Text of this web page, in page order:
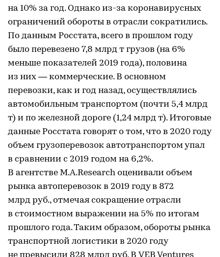
на 10% за год. Однако из-за коронавирусных
ограничений обороты в отрасли сократились.
По данным Росстата, всего в прошлом году
было перевезено 7,8 млрд т грузов (на 6%
меньше показателей 2019 года), половина
из них — коммерческие. В основном
перевозки, как и год назад, осуществлялись
автомобильным транспортом (почти 5,4 млрд
т) и по железной дороге (1,24 млрд т). Итоговые
данные Росстата говорят о том, что в 2020 году
объем грузоперевозок автотранспортом упал
в сравнении с 2019 годом на 6,2%.
В агентстве M.A.Research оценивали объем
рынка автоперевозок в 2019 году в 872
млрд руб., отмечая сокращение отрасли
в стоимостном выражении на 5% по итогам
прошлого года. Таким образом, обороты рынка
транспортной логистики в 2020 году
не превысили 828 млрд руб. В VEB Ventures